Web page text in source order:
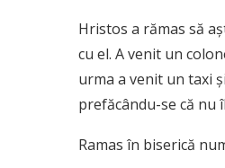
Hristos a rămas să
cu el. A venit un
urma a venit un taxi
prefăcându-se că nu
Ramas în biserică